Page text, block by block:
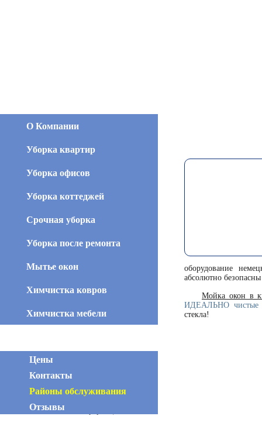
О Компании
Уборка квартир
Уборка офисов
Уборка коттеджей
Срочная уборка
Уборка после ремонта
Мытье окон
Химчистка ковров
Химчистка мебели
Цены
Контакты
Районы обслуживания
Отзывы
оборудование
абсолютно
Мойка окон в
ИДЕАЛЬНО чистые
стекла!
Контактная информация